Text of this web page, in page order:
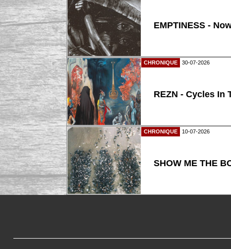
EMPTINESS -
CHRONIQUE 30-07-2026
REZN - Cycles In
CHRONIQUE 10-07-2026
SHOW ME THE